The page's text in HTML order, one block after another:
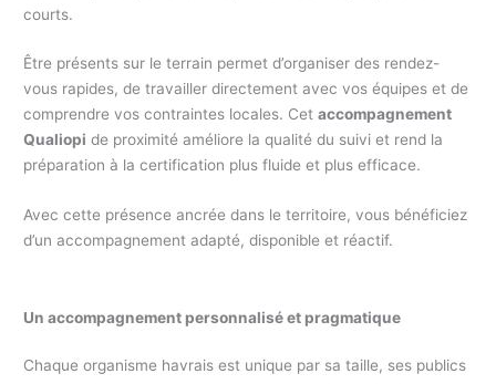
courts.
Être présents sur le terrain permet d’organiser des rendez-
vous rapides, de travailler directement avec vos équipes et de
comprendre vos contraintes locales. Cetaccompagnement
Qualiopi de proximité améliore la qualité du suivi et rend la
préparation à la certification plus fluide et plus efficace.
Avec cette présence ancrée dans le territoire, vous bénéficiez
d’un accompagnement adapté, disponible et réactif.
Un accompagnement personnalisé et pragmatique
Chaque organisme havrais est unique par sa taille, ses publics